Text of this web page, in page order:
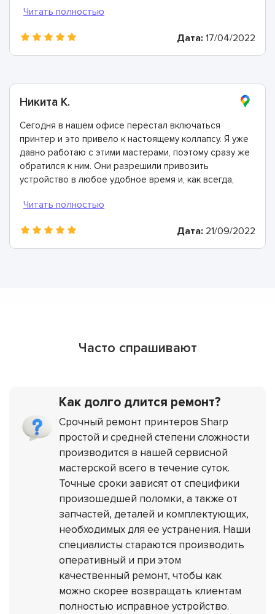
мастеров!
Дата: 17/04/2022
Никита К.
Сегодня в нашем офисе перестал включаться
принтер и это привело к настоящему коллапсу. Я уже
давно работаю с этими мастерами, поэтому сразу же
обратился к ним. Они разрешили привозить
устройство в любое удобное время и, как всегда,
Спасибо!
Дата: 21/09/2022
Часто спрашивают
Как долго длится ремонт?
Срочный ремонт принтеров Sharp
простой и средней степени сложности
производится в нашей сервисной
мастерской всего в течение суток.
Точные сроки зависят от специфики
произошедшей поломки, а также от
запчастей, деталей и комплектующих,
необходимых для ее устранения. Наши
специалисты стараются производить
оперативный и при этом
качественный ремонт, чтобы как
можно скорее возвращать клиентам
полностью исправное устройство.